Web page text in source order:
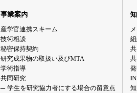
事業案内
産学官連携スキーム
技術相談
秘密保持契約
研究成果物の取扱い及びMTA
学術指導
共同研究
学生を研究協力者にする場合の留意点